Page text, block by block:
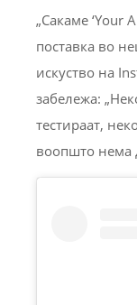
„Сакаме ‘Your
поставка во
искуство на
забележа:
тестираат,
воопшто нема